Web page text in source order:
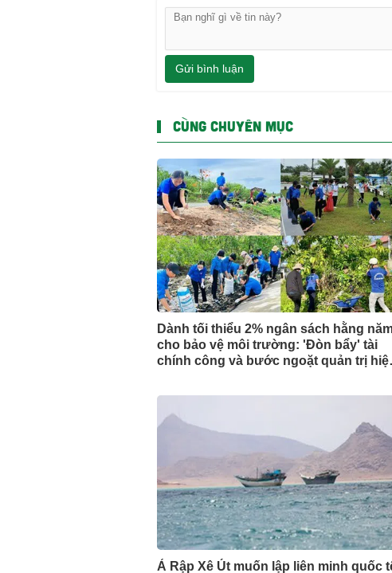
Gửi bình luận
CÙNG CHUYÊN MỤC
Dành tối thiểu 2% ngân sách hằng
cho bảo vệ môi trường: 'Đòn bẩy' tài
chính công và bước ngoặt quản trị
Ả Rập Xê Út muốn lập liên minh quốc